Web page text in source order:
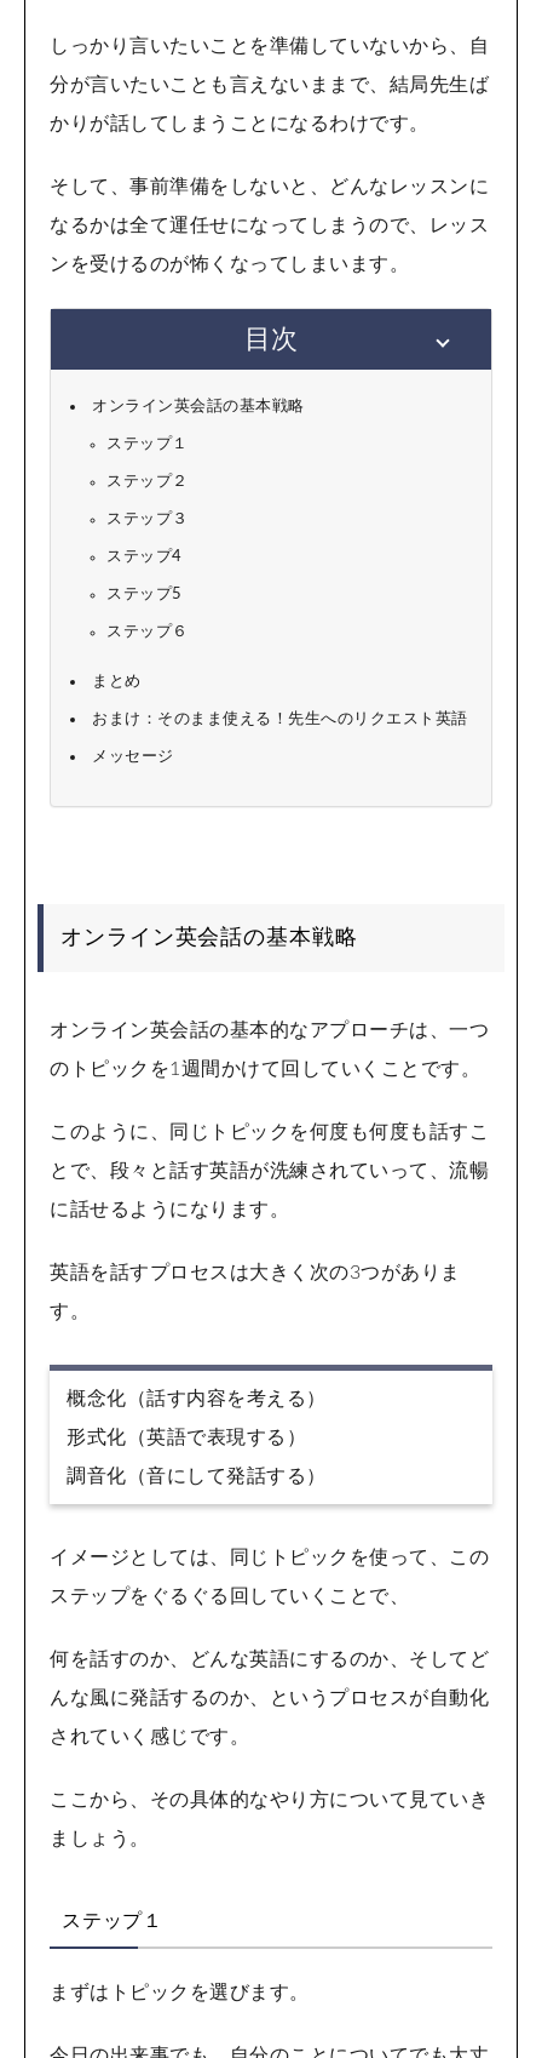
しっかり言いたいことを準備していないから、自
分が言いたいことも言えないままで、結局先生ば
かりが話してしまうことになるわけです。
そして、事前準備をしないと、どんなレッスンに
なるかは全て運任せになってしまうので、レッス
ンを受けるのが怖くなってしまいます。
目次
オンライン英会話の基本戦略
ステップ１
ステップ２
ステップ３
ステップ4
ステップ5
ステップ６
まとめ
おまけ：そのまま使える！先生へのリクエスト英語
メッセージ
オンライン英会話の基本戦略
オンライン英会話の基本的なアプローチは、一つ
のトピックを1週間かけて回していくことです。
このように、同じトピックを何度も何度も話すこ
とで、段々と話す英語が洗練されていって、流暢
に話せるようになります。
英語を話すプロセスは大きく次の3つがありま
す。
概念化（話す内容を考える）
形式化（英語で表現する）
調音化（音にして発話する）
イメージとしては、同じトピックを使って、この
ステップをぐるぐる回していくことで、
何を話すのか、どんな英語にするのか、そしてど
んな風に発話するのか、というプロセスが自動化
されていく感じです。
ここから、その具体的なやり方について見ていき
ましょう。
ステップ１
まずはトピックを選びます。